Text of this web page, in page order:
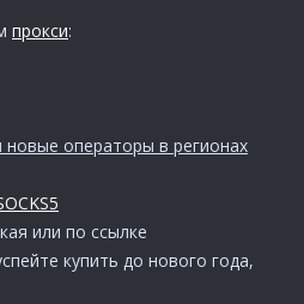
прокси:
операторы в регионах
или по ссылке
купить до нового года,